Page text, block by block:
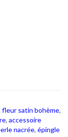
fleur satin bohème,
, accessoire
nacrée, épingle